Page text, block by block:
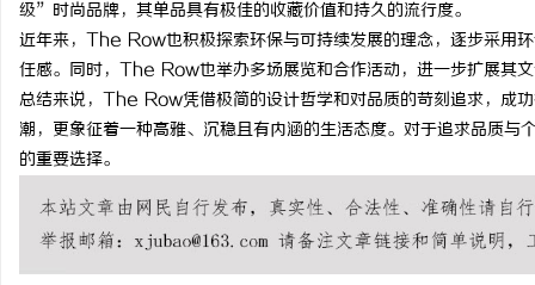
级”时尚品牌，其单品具有极佳的收藏价值和持久的流行度。
近年来，The Row也积极探索环保与可持续发展的理念，逐步采用
任感。同时，The Row也举办多场展览和合作活动，进一步扩展其
总结来说，The Row凭借极简的设计哲学和对品质的苛刻追求，成
潮，更象征着一种高雅、沉稳且有内涵的生活态度。对于追求品质
的重要选择。
武汉配眼镜 上海配眼镜